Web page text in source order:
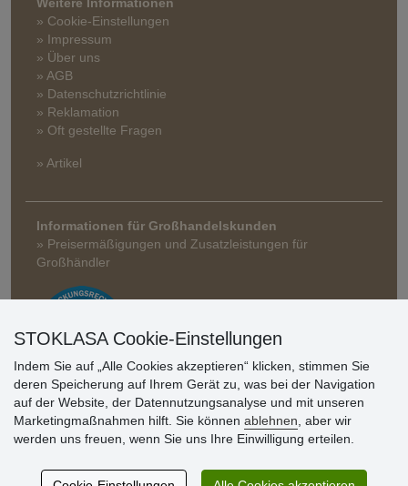
» Cookie-Einstellungen
» Impressum
» Über uns
» AGB
» Datenschutzrichtlinie
» Reklamation
» Oft gestellte Fragen
» Artikel
Informationen für Großhandelskunden
» Preisermäßigungen und Zusatzleistungen für
Großhändler
Kundenbewertung
Sehr schöne Ware zu günstigen Preisen. Sehr
STOKLASA Cookie-Einstellungen
Indem Sie auf „Alle Cookies akzeptieren“ klicken, stimmen Sie
deren Speicherung auf Ihrem Gerät zu, was bei der Navigation
auf der Website, der Datennutzungsanalyse und mit unseren
Marketingmaßnahmen hilft. Sie können ablehnen , aber wir
werden uns freuen, wenn Sie uns Ihre Einwilligung erteilen.